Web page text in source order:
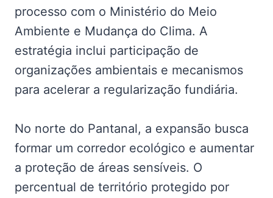
processo com o Ministério do Meio
Ambiente e Mudança do Clima. A
estratégia inclui participação de
organizações ambientais e mecanismos
para acelerar a regularização fundiária.
No norte do Pantanal, a expansão busca
formar um corredor ecológico e aumentar
a proteção de áreas sensíveis. O
percentual de território protegido por